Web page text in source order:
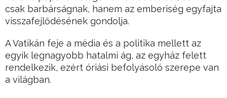
csak barbárságnak, hanem az emberiség egyfajta
visszafejlődésének gondolja.
A Vatikán feje a média és a politika mellett az
egyik legnagyobb hatalmi ág, az egyház felett
rendelkezik, ezért óriási befolyásoló szerepe van
a világban.